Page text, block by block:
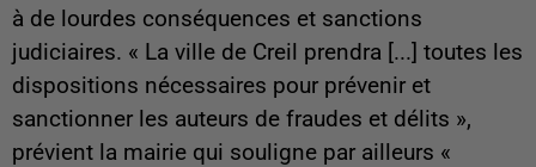
à de lourdes conséquences et sanctions
judiciaires. « La ville de Creil prendra [...] toutes les
dispositions nécessaires pour prévenir et
sanctionner les auteurs de fraudes et délits »,
prévient la mairie qui souligne par ailleurs «